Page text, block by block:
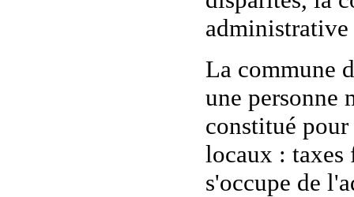
administrative
La commune
une personne
constitué
locaux : taxes
s'occupe de